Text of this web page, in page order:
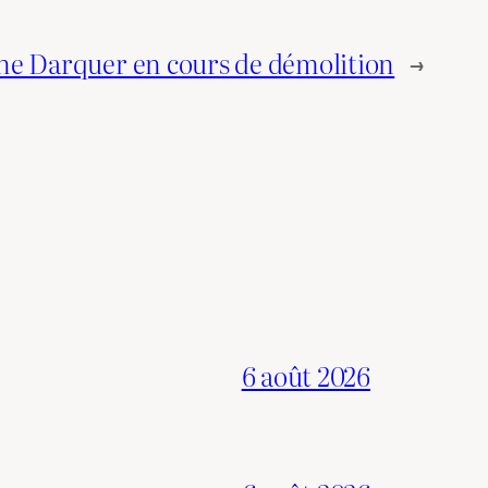
Darquer en cours de démolition →
6 août 2026